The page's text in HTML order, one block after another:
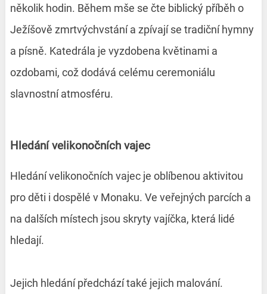
několik hodin. Během mše se čte biblický příběh o
Ježíšově zmrtvýchvstání a zpívají se tradiční hymny
a písně. Katedrála je vyzdobena květinami a
ozdobami, což dodává celému ceremoniálu
slavnostní atmosféru.
Hledání velikonočních vajec
Hledání velikonočních vajec je oblíbenou aktivitou
pro děti i dospělé v Monaku. Ve veřejných parcích a
na dalších místech jsou skryty vajíčka, která lidé
hledají.
Jejich hledání předchází také jejich malování.